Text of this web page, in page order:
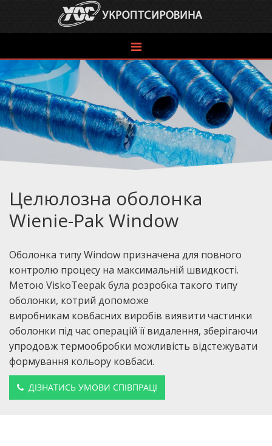
Refer
to
the
catalog
Целюлозна оболонка
Wienie-Pak Window
Оболонка типу Window призначена для повного
контролю процесу на максимальній швидкості.
Метою ViskoTeepak була розробка такого типу
оболонки, котрий допоможе
виробникам ковбасних виробів виявити частинки
оболонки під час операцій її видалення, зберігаючи
упродовж термообробки можливість відстежувати
формування кольору ковбаси.
ДІЗНАТИСЬ УМОВИ СПІВПРАЦІ